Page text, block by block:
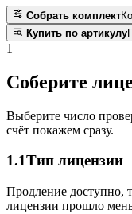
Собрать комплект
Купить по артикулу
1
Соберите
Выберите число
счёт покажем сразу.
1.1Тип лицензии
Продление доступно,
лицензии прошло